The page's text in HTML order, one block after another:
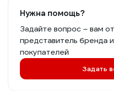
Нужна помощь?
Задайте вопрос – вам
представитель бренда
покупателей
Задать